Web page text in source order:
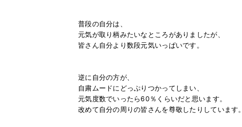
普段の自分は、
元気が取り柄みたいなところがありましたが、
皆さん自分より数段元気いっぱいです。
逆に自分の方が、
自粛ムードにどっぷりつかってしまい、
元気度数でいったら60％くらいだと思います。
改めて自分の周りの皆さんを尊敬したりしています。